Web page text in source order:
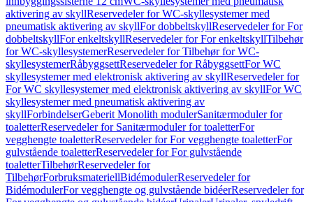
aktivering av skyllReservedeler for WC-skyllesystemer med
pneumatisk aktivering av skyllFor dobbeltskyllReservedeler for For
dobbeltskyllFor enkeltskyllReservedeler for For enkeltskyllTilbehør
for WC-skyllesystemerReservedeler for Tilbehør for WC-
skyllesystemerRåbyggsettReservedeler for RåbyggsettFor WC
skyllesystemer med elektronisk aktivering av skyllReservedeler for
For WC skyllesystemer med elektronisk aktivering av skyllFor WC
skyllesystemer med pneumatisk aktivering av
skyllForbindelserGeberit Monolith modulerSanitærmoduler for
toaletterReservedeler for Sanitærmoduler for toaletterFor
vegghengte toaletterReservedeler for For vegghengte toaletterFor
gulvstående toaletterReservedeler for For gulvstående
toaletterTilbehørReservedeler for
TilbehørForbruksmateriellBidémodulerReservedeler for
BidémodulerFor vegghengte og gulvstående bidéerReservedeler for